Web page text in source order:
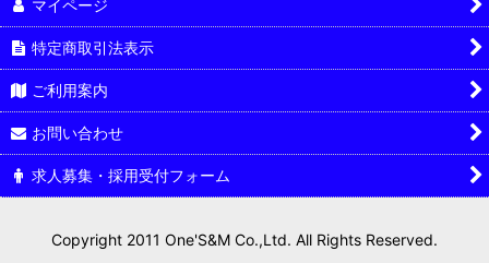
マイページ
特定商取引法表示
ご利用案内
お問い合わせ
求人募集・採用受付フォーム
Copyright 2011 One'S&M Co.,Ltd. All Rights Reserved.